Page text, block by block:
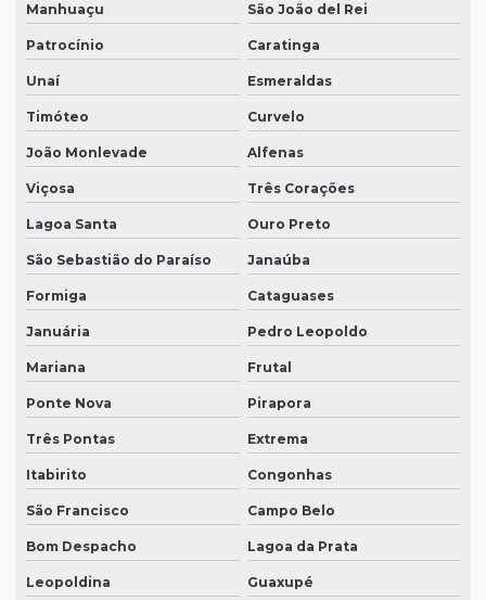
Manhuaçu São João del Rei
Patrocínio Caratinga
Unaí Esmeraldas
Timóteo Curvelo
João Monlevade Alfenas
Viçosa Três Corações
Lagoa Santa Ouro Preto
São Sebastião do Paraíso Janaúba
Formiga Cataguases
Januária Pedro Leopoldo
Mariana Frutal
Ponte Nova Pirapora
Três Pontas Extrema
Itabirito Congonhas
São Francisco Campo Belo
Bom Despacho Lagoa da Prata
Leopoldina Guaxupé